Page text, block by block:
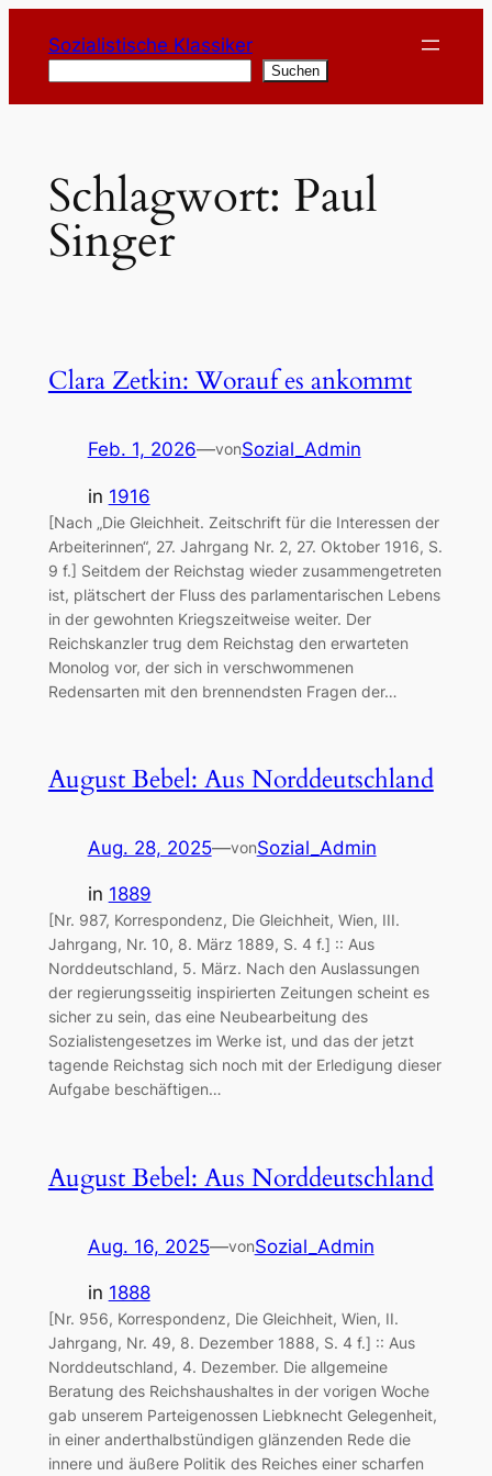
Inhalt
springen
Sozialistische Klassiker
Suchen
Schlagwort: Paul
Singer
Clara Zetkin: Worauf es ankommt
Feb. 1, 2026—vonSozial_Admin
in 1916
[Nach „Die Gleichheit. Zeitschrift für die Interessen der
Arbeiterinnen“, 27. Jahrgang Nr. 2, 27. Oktober 1916, S.
9 f.] Seitdem der Reichstag wieder zusammengetreten
ist, plätschert der Fluss des parlamentarischen Lebens
in der gewohnten Kriegszeitweise weiter. Der
Reichskanzler trug dem Reichstag den erwarteten
Monolog vor, der sich in verschwommenen
Redensarten mit den brennendsten Fragen der…
August Bebel: Aus Norddeutschland
Aug. 28, 2025—vonSozial_Admin
in 1889
[Nr. 987, Korrespondenz, Die Gleichheit, Wien, III.
Jahrgang, Nr. 10, 8. März 1889, S. 4 f.] :: Aus
Norddeutschland, 5. März. Nach den Auslassungen
der regierungsseitig inspirierten Zeitungen scheint es
sicher zu sein, das eine Neubearbeitung des
Sozialistengesetzes im Werke ist, und das der jetzt
tagende Reichstag sich noch mit der Erledigung dieser
Aufgabe beschäftigen…
August Bebel: Aus Norddeutschland
Aug. 16, 2025—vonSozial_Admin
in 1888
[Nr. 956, Korrespondenz, Die Gleichheit, Wien, II.
Jahrgang, Nr. 49, 8. Dezember 1888, S. 4 f.] :: Aus
Norddeutschland, 4. Dezember. Die allgemeine
Beratung des Reichshaushaltes in der vorigen Woche
gab unserem Parteigenossen Liebknecht Gelegenheit,
in einer anderthalbstündigen glänzenden Rede die
innere und äußere Politik des Reiches einer scharfen